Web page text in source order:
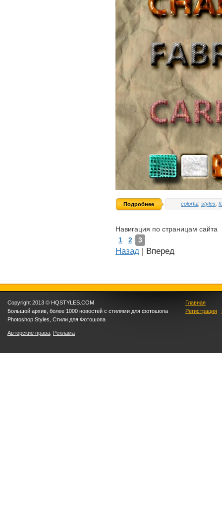
colorful, styles
Подробнее
Навигация по страницам сайта
1
2 3
Назад | Вперед
Copyright 2013 © HQSTYLES.COM
Большой архив, более 1000 новостей с стилями для фотошопа
Photoshop Styles, Стили для Фотошопа
Авторские права Реклама
Главная
Регистрация